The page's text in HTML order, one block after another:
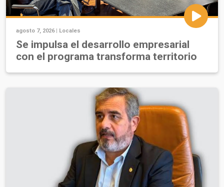
agosto 7, 2026 | Locales
Se impulsa el desarrollo empresarial
con el programa transforma territorio